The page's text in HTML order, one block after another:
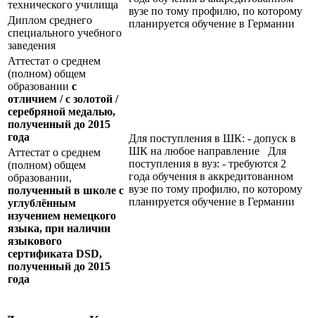
вузе по тому профилю, по которому
планируется обучение в Германии
технического училища
Диплом среднего
специального учебного
заведения
Аттестат о среднем
(полном) общем
образовании с
отличием / с золотой /
серебряной медалью,
полученный до 2015
года
Для поступления в ШК: - допуск в
ШК на любое направление Для
поступления в вуз: - требуются 2
года обучения в аккредитованном
вузе по тому профилю, по которому
планируется обучение в Германии
Аттестат о среднем
(полном) общем
образовании,
полученный в школе с
углублённым
изучением немецкого
языка, при наличии
языкового
сертификата DSD,
полученный до 2015
года